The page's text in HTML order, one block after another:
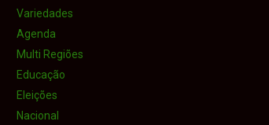
Variedades
Agenda
Multi Regiões
Educação
Eleições
Nacional